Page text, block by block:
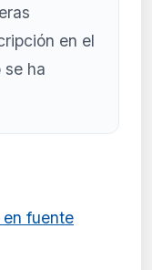
en el
se ha
fuente